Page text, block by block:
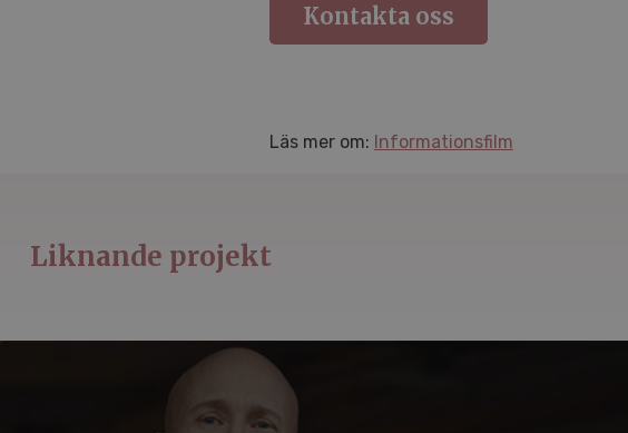
Kontakta oss
Läs mer om: Informationsfilm
Liknande projekt